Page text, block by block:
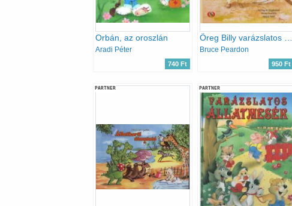
Orbán, az oroszlán
Aradi Péter
740 Ft
Öreg Billy varázslatos völgye
Bruce Peardon
950 Ft
PARTNER PARTNER